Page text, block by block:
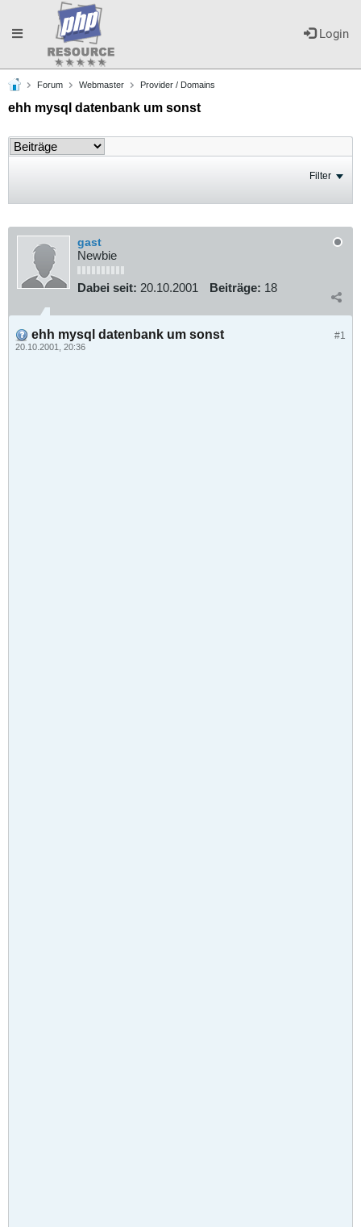
Login
Toggle
navigation
Forum Webmaster Provider / Domains
ehh mysql datenbank um sonst
Filter
gast
Newbie
Dabei seit: 20.10.2001 Beiträge: 18
#1
ehh mysql datenbank um sonst
20.10.2001, 20:36